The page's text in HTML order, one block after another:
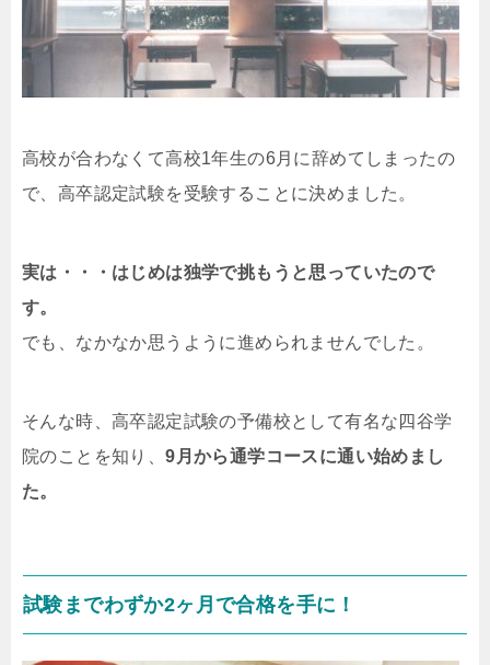
高校が合わなくて高校1年生の6月に辞めてしまったの
で、高卒認定試験を受験することに決めました。
実は・・・はじめは独学で挑もうと思っていたので
す。
でも、なかなか思うように進められませんでした。
そんな時、高卒認定試験の予備校として有名な四谷学
院のことを知り、9月から通学コースに通い始めまし
た。
試験までわずか2ヶ月で合格を手に！